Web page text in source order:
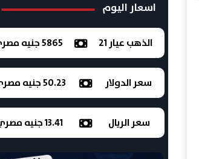
اسعار اليوم
الذهب عيار 21 5865 جنيه مصري
سعر الدولار 50.23 جنيه مصري
سعر الريال 13.41 جنيه مصري